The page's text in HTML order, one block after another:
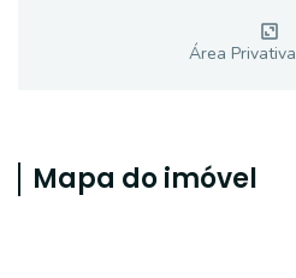
Área Privativa
Mapa do imóvel